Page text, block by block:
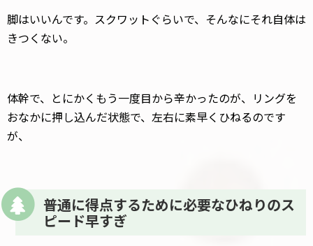
脚はいいんです。スクワットぐらいで、そんなにそれ自体は
きつくない。
体幹で、とにかくもう一度目から辛かったのが、リングを
おなかに押し込んだ状態で、左右に素早くひねるのです
が、
普通に得点するために必要なひねりのス
ピード早すぎ